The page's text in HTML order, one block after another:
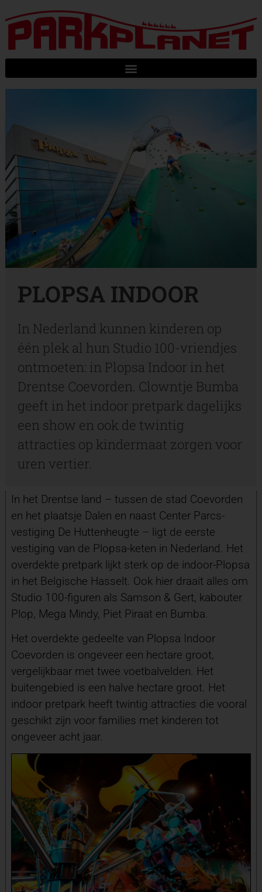
PLOPSA INDOOR
In Nederland kunnen kinderen op
één plek al hun Studio 100-vriendjes
ontmoeten: in Plopsa Indoor in het
Drentse Coevorden. Clowntje Bumba
geeft in het indoor pretpark dagelijks
een show en ook de twintig
attracties op kindermaat zorgen voor
uren vertier.
In het Drentse land – tussen de stad Coevorden
en het plaatsje Dalen en naast Center Parcs-
vestiging De Huttenheugte – ligt de eerste
vestiging van de Plopsa-keten in Nederland. Het
overdekte pretpark lijkt sterk op de indoor-Plopsa
in het Belgische Hasselt. Ook hier draait alles om
Studio 100-figuren als Samson & Gert, kabouter
Plop, Mega Mindy, Piet Piraat en Bumba.
Het overdekte gedeelte van Plopsa Indoor
Coevorden is ongeveer een hectare groot,
vergelijkbaar met twee voetbalvelden. Het
buitengebied is een halve hectare groot. Het
indoor pretpark heeft twintig attracties die vooral
geschikt zijn voor families met kinderen tot
ongeveer acht jaar.